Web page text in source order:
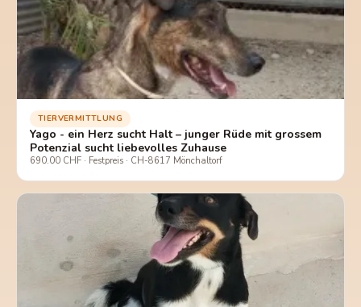
TIERVERMITTLUNG
Yago - ein Herz sucht Halt – junger Rüde mit grossem
Potenzial sucht liebevolles Zuhause
690.00 CHF · Festpreis · CH-8617 Mönchaltorf